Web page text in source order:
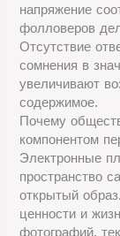
напряжение
фолловеров
Отсутствие
сомнения в
увеличивают
содержимое.
Почему
компонентом
Электронные
пространство
открытый
ценности и
фотографий,